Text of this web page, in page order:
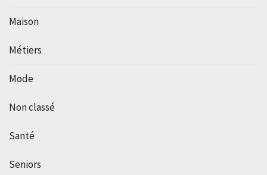
Maison
Métiers
Mode
Non classé
Santé
Seniors